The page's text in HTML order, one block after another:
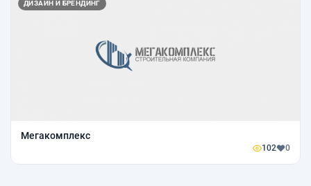
ДИЗАЙН И БРЕНДИНГ
Мегакомплекс
102 0